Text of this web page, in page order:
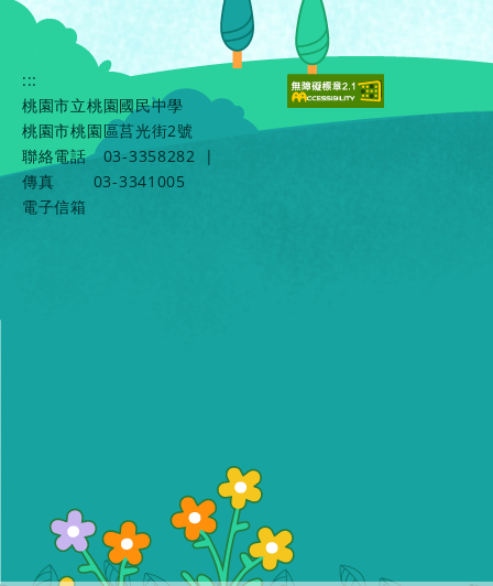
:::
桃園市立桃園國民中學
桃園市桃園區莒光街2號
聯絡電話
03-3358282
|
傳真
03-3341005
電子信箱